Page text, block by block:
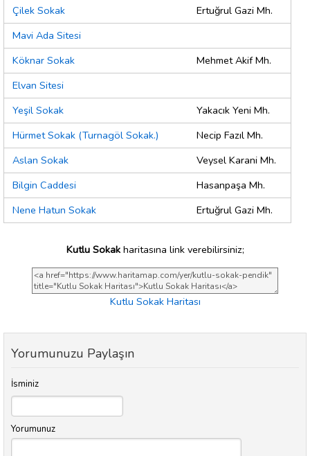
Çilek Sokak
Ertuğrul Gazi Mh.
Mavi Ada Sitesi
Köknar Sokak
Mehmet Akif Mh.
Elvan Sitesi
Yeşil Sokak
Yakacık Yeni Mh.
Hürmet Sokak (Turnagöl Sokak.)
Necip Fazıl Mh.
Aslan Sokak
Veysel Karani Mh.
Bilgin Caddesi
Hasanpaşa Mh.
Nene Hatun Sokak
Ertuğrul Gazi Mh.
Kutlu Sokakharitasına link verebilirsiniz;
Kutlu Sokak Haritası
Yorumunuzu Paylaşın
İsminiz
Yorumunuz